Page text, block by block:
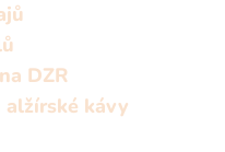
DZR
alžírské kávy